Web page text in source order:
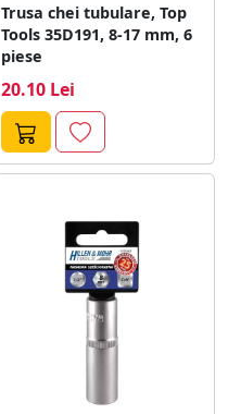
Trusa chei tubulare, Top
Tools 35D191, 8-17 mm, 6
piese
20.10 Lei